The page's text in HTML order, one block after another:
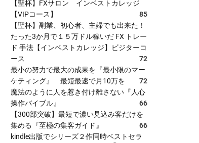
【聖杯】FXサロン インベストカレッジ
【VIPコース】
85
【聖杯】副業、初心者、主婦でも出来た！
たった3か月で１５万ドル稼いだ FX トレー
ド 手法【インベストカレッジ】ビジターコ
ース
72
最小の努力で最大の成果を『最小限のマー
ケティング』 最短最速で月10万を
72
魔法のように人を惹き付け離さない『人心
操作バイブル』
66
【300部突破】最短で濃い見込み客だけを
集める『至極の集客ガイド』
66
kindle出版でシリーズ２作同時ベストセラ